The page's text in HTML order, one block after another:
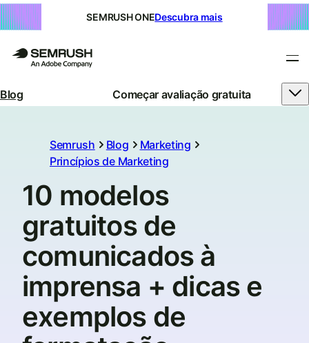
SEMRUSH ONEDescubra mais
Blog Começar avaliação gratuita
Semrush Blog
Marketing
Princípios de Marketing
10 modelos
gratuitos de
comunicados à
imprensa + dicas e
exemplos de